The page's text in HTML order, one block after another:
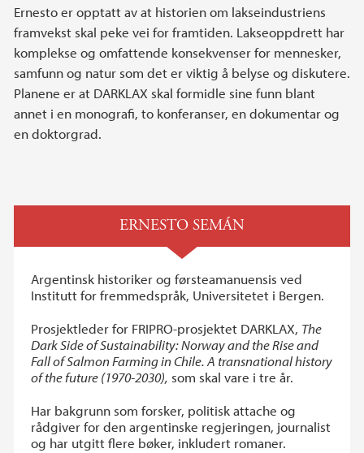
Ernesto er opptatt av at historien om lakseindustriens
framvekst skal peke vei for framtiden. Lakseoppdrett har
komplekse og omfattende konsekvenser for mennesker,
samfunn og natur som det er viktig å belyse og diskutere.
Planene er at DARKLAX skal formidle sine funn blant
annet i en monografi, to konferanser, en dokumentar og
en doktorgrad.
ERNESTO SEMÁN
Argentinsk historiker og førsteamanuensis ved
Institutt for fremmedspråk, Universitetet i Bergen.
Prosjektleder for FRIPRO-prosjektet DARKLAX, The
Dark Side of Sustainability: Norway and the Rise and
Fall of Salmon Farming in Chile. A transnational history
of the future (1970-2030), som skal vare i tre år.
Har bakgrunn som forsker, politisk attache og
rådgiver for den argentinske regjeringen, journalist
og har utgitt flere bøker, inkludert romaner.